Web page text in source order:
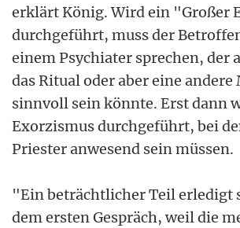
erklärt König. Wird ein "Großer
durchgeführt, muss der
einem Psychiater sprechen, der
das Ritual oder aber eine
sinnvoll sein könnte. Erst dann
Exorzismus durchgeführt, bei
Priester anwesend sein müssen.
"Ein beträchtlicher Teil erledigt
dem ersten Gespräch, weil die